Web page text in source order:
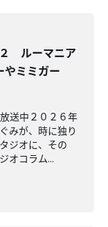
ルーマニア
やミミガー
送中２０２６年
みが、時に独り
ジオに、その
オコラム...